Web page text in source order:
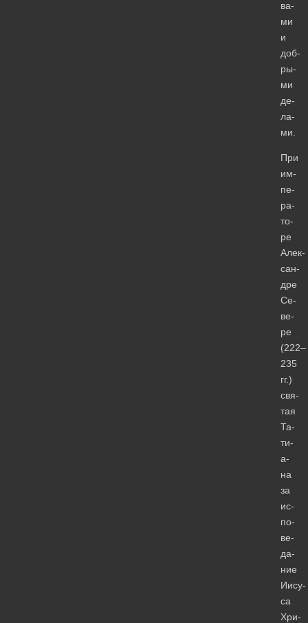
ва­
ми
и
доб­
ры­
ми
де­
ла­
ми.
При
им­
пе­
ра­
то­
ре
Алек­
сан­
дре
Се­
ве­
ре
(222–
235
гг.)
свя­
тая
Та­
ти­
а­
на
за
ис­
по­
ве­
да­
ние
Иису­
са
Хри­